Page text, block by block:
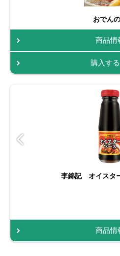
おでん
商品情
購入する
李錦記 オイスタ
商品情